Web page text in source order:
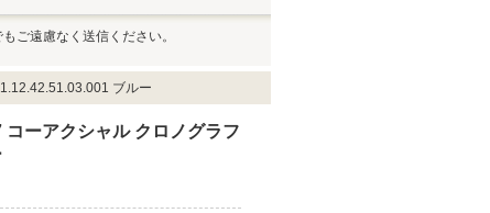
ご遠慮なく送信ください。
ブルー
ーアクシャル クロノグラフ